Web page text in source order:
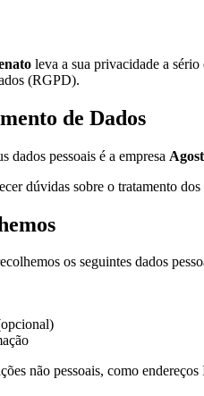
leva a sua privacidade a
(RGPD).
de Dados
dados pessoais é a empresa
dúvidas sobre o tratamento
os seguintes dados
não pessoais, como